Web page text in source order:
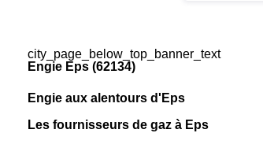
city_page_below_top_banner_text
Engie Eps (62134)
Engie aux alentours d'Eps
Les fournisseurs de gaz à Eps